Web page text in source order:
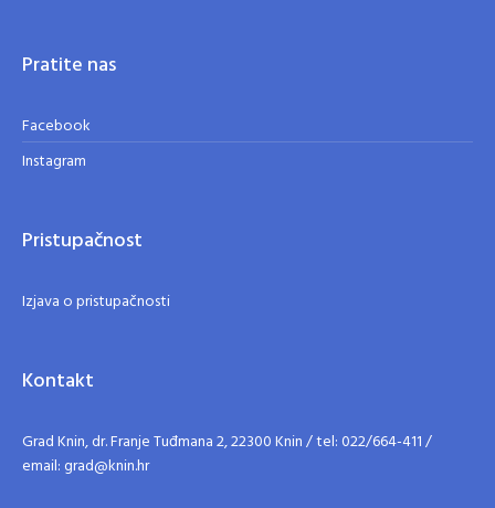
Pratite nas
Facebook
Instagram
Pristupačnost
Izjava o pristupačnosti
Kontakt
Grad Knin, dr. Franje Tuđmana 2, 22300 Knin / tel: 022/664-411 /
email: grad@knin.hr